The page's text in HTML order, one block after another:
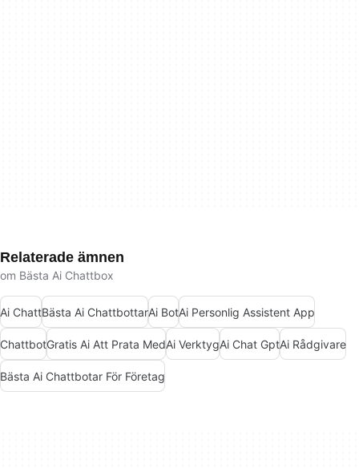
Relaterade ämnen
om Bästa Ai Chattbox
Ai ChattBästa Ai ChattbottarAi BotAi Personlig Assistent App
ChattbotGratis Ai Att Prata MedAi VerktygAi Chat GptAi Rådgivare
Bästa Ai Chattbotar För Företag